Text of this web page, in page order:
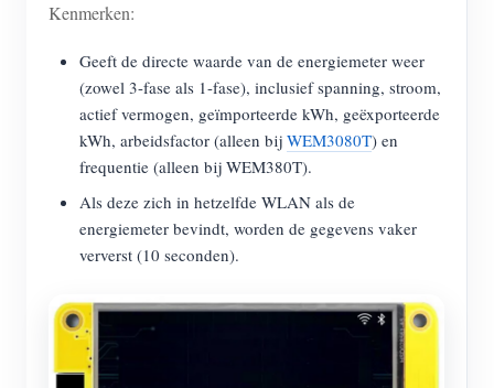
Kenmerken:
Geeft de directe waarde van de energiemeter weer
(zowel 3-fase als 1-fase), inclusief spanning, stroom,
actief vermogen, geïmporteerde kWh, geëxporteerde
kWh, arbeidsfactor (alleen bij WEM3080T) en
frequentie (alleen bij WEM380T).
Als deze zich in hetzelfde WLAN als de
energiemeter bevindt, worden de gegevens vaker
ververst (10 seconden).